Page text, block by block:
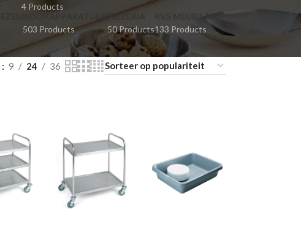
4 Products
KOOKAPPARATUUR
503 Products
PIZZERIA
50 Products
RVS MEUBILAIR
133 Products
9 24 36